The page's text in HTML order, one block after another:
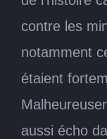
contre les
notamment
étaient
aussi écho